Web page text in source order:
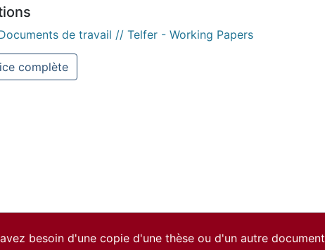
de travail // Telfer - Working Papers
complète
besoin d'une copie d'une thèse ou d'un autre